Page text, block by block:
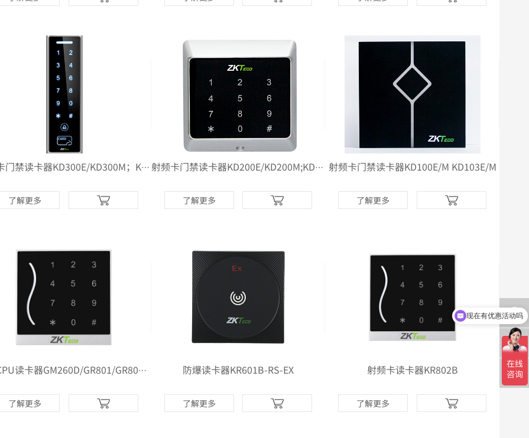
射频卡门禁读卡器KD300E/KD300M；KD303E/KD303M
了解更多
射频卡门禁读卡器KD200E/KD200M;KD201E/KD201M
了解更多
射频卡门禁读卡器KD100E/M KD103E/M
了解更多
国密CPU读卡器GM260D/GR801/GR802国密读卡器
了解更多
防爆读卡器KR601B-RS-EX
了解更多
射频卡读卡器KR802B
了解更多
请问怎么购买